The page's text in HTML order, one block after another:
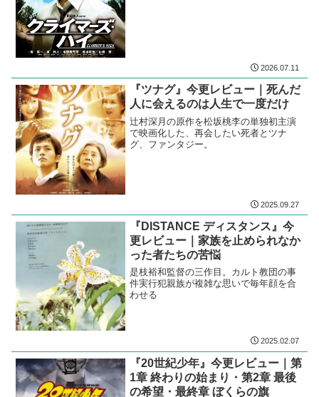
2026.07.11
『ツナグ』今更レビュー｜死んだ
人に会えるのは人生で一度だけ
辻村深月の原作を松坂桃李の単独初主演
で映画化した、再会したい死者とツナ
グ、ファンタジー。
2025.09.27
『DISTANCE ディスタンス』今
更レビュー｜家族を止められなか
った者たちの苦悩
是枝裕和監督の三作目。カルト教団の事
件実行犯親族が複雑な思いで毎年顔を合
わせる
2025.02.07
『20世紀少年』今更レビュー｜第
1章 終わりの始まり・第2章 最後
の希望・最終章 ぼくらの旗